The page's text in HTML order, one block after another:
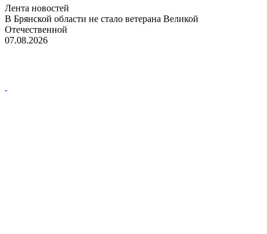
Лента новостей
В Брянской области не стало ветерана Великой
Отечественной
07.08.2026